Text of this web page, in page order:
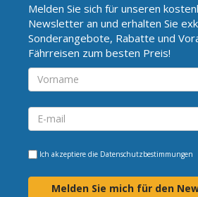
Melden Sie sich für unseren
Newsletter an und erhalten Sie
Sonderangebote, Rabatte und
Fährreisen zum besten Preis!
Ich akzeptiere die Datenschutzbestimmungen
Melden Sie mich für den